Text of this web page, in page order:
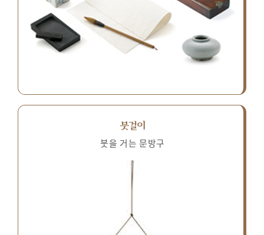
붓걸이
붓을 거는 문방구